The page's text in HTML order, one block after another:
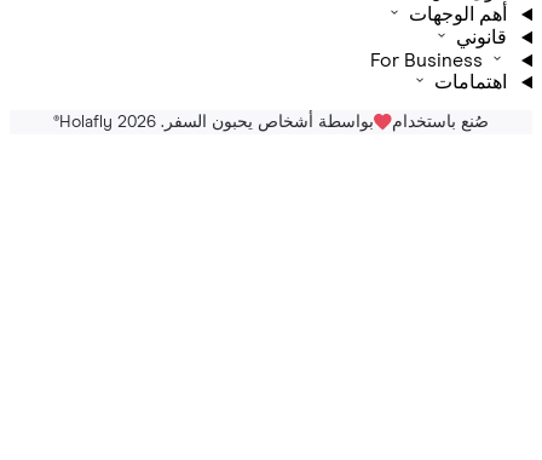
الوجهات
For Business
صُنع باستخدام بواسطة أشخاص يحبون السفر. Holafly 2026 ®